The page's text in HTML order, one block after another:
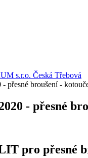
s.r.o. Česká Třebová
přesné broušení -
- přesné
pro přesné